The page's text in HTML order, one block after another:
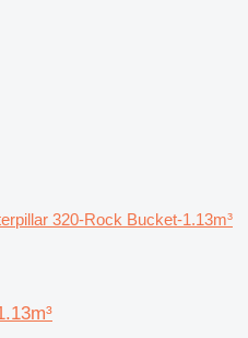
320-Rock Bucket-1.13m³